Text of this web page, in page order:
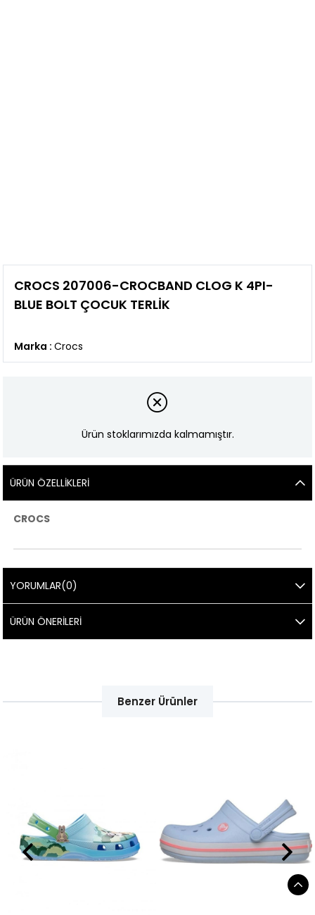
CROCS 207006-CROCBAND CLOG K 4PI-
BLUE BOLT ÇOCUK TERLİK
Marka : Crocs
Ürün stoklarımızda kalmamıştır.
ÜRÜN ÖZELLIKLERI
CROCS
YORUMLAR(0)
ÜRÜN ÖNERILERI
Benzer Ürünler